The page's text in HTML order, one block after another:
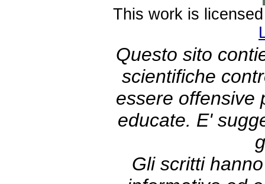
This work is
Questo sito
scientifiche
essere offensive
educate. E'
Gli scritti